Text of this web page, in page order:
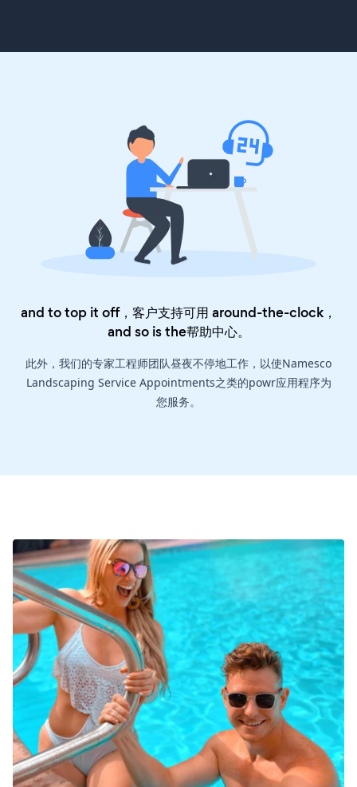
and to top it off，客户支持可用 around-the-clock，
and so is the帮助中心。
此外，我们的专家工程师团队昼夜不停地工作，以使Namesco
Landscaping Service Appointments之类的powr应用程序为
您服务。